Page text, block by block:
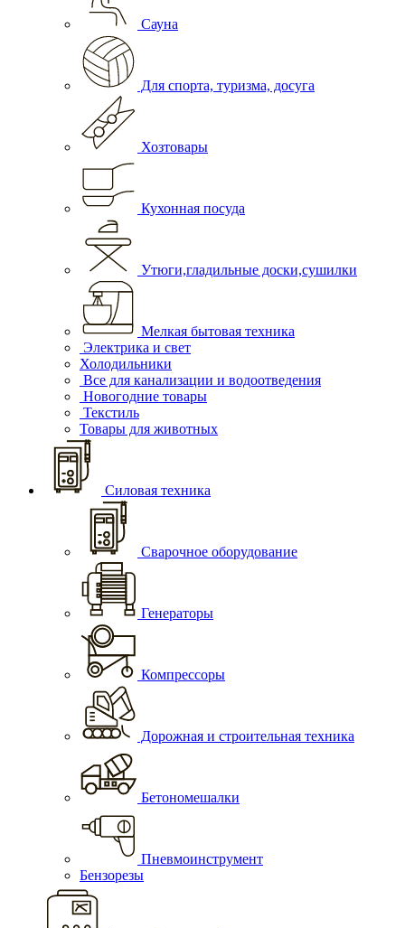
Сауна
Для спорта, туризма, досуга
Хозтовары
Кухонная посуда
Утюги,гладильные доски,сушилки
Мелкая бытовая техника
Электрика и свет
Холодильники
Все для канализации и водоотведения
Новогодние товары
Текстиль
Товары для животных
Силовая техника
Сварочное оборудование
Генераторы
Компрессоры
Дорожная и строительная техника
Бетономешалки
Пневмоинструмент
Бензорезы